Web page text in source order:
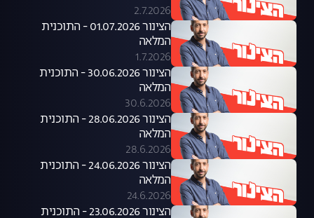
2.7.2026
הצינור 01.07.2026 - התוכנית
המלאה
1.7.2026
הצינור 30.06.2026 - התוכנית
המלאה
30.6.2026
הצינור 28.06.2026 - התוכנית
המלאה
28.6.2026
הצינור 24.06.2026 - התוכנית
המלאה
24.6.2026
הצינור 23.06.2026 - התוכנית